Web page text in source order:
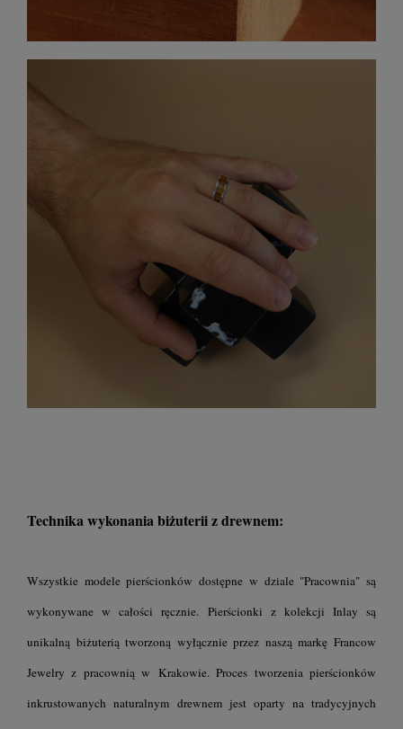
Technika wykonania biżuterii z drewnem:
Wszystkie modele pierścionków dostępne w dziale "Pracownia" są
wykonywane w całości ręcznie. Pierścionki z kolekcji Inlay są
unikalną biżuterią tworzoną wyłącznie przez naszą markę Francow
Jewelry z pracownią w Krakowie. Proces tworzenia pierścionków
inkrustowanych naturalnym drewnem jest oparty na tradycyjnych